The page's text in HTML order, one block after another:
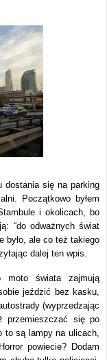
dostania się na parking
Początkowo byłem
i okolicach, bo
“do odważnych świat
było, ale co też takiego
dalej ten wpis.
moto świata zajmują
jeździć bez kasku,
(wyprzedzając
przemieszczać się po
to są lampy na ulicach,
powiecie? Dodam